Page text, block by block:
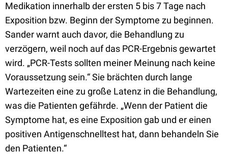
Medikation innerhalb der ersten 5 bis 7 Tage nach
Exposition bzw. Beginn der Symptome zu beginnen.
Sander warnt auch davor, die Behandlung zu
verzögern, weil noch auf das PCR-Ergebnis gewartet
wird. „PCR-Tests sollten meiner Meinung nach keine
Voraussetzung sein.“ Sie brächten durch lange
Wartezeiten eine zu große Latenz in die Behandlung,
was die Patienten gefährde. „Wenn der Patient die
Symptome hat, es eine Exposition gab und er einen
positiven Antigenschnelltest hat, dann behandeln Sie
den Patienten.“